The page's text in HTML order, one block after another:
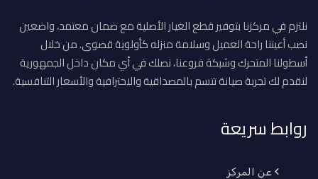
نلتزم في مركزنا بتوفير قطع الغيار الأصلية مع ضمان معتمد، واضعين
نصب أعيننا راحة العميل وسلامة منزله كأولوية قصوى. من خلال
أسطولنا المتحرك وشبكة فروعنا، نصلك في أي مكان داخل الجمهورية
لنقدم لك تجربة صيانة تتسم بالمصداقية والاحترافية والأسعار التنافسية.
روابط سريعة
عن المركز